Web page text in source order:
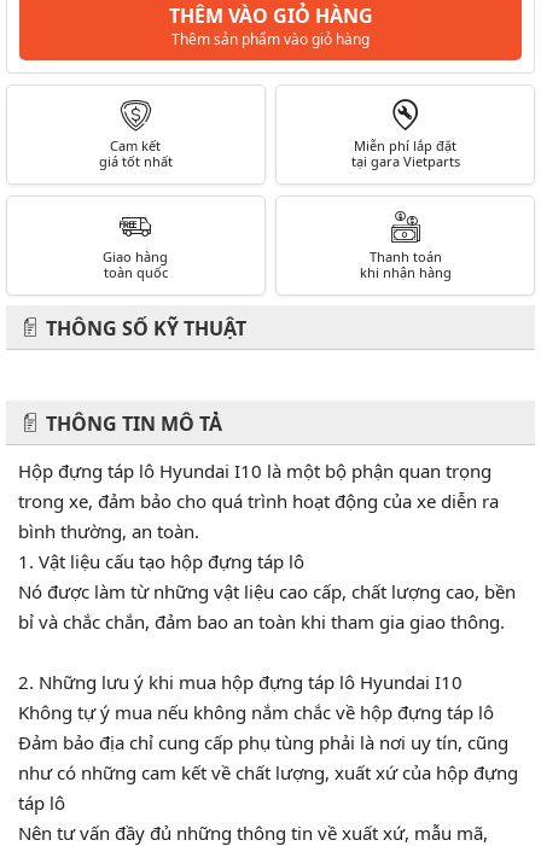
THÊM VÀO GIỎ HÀNG
Thêm sản phẩm vào giỏ hàng
Cam kết
giá tốt nhất
Miễn phí lắp đặt
tại gara Vietparts
Giao hàng
toàn quốc
Thanh toán
khi nhận hàng
THÔNG SỐ KỸ THUẬT
THÔNG TIN MÔ TẢ
Hộp đựng táp lô Hyundai I10 là một bộ phận quan trọng
trong xe, đảm bảo cho quá trình hoạt động của xe diễn ra
bình thường, an toàn.
1. Vật liệu cấu tạo hộp đựng táp lô
Nó được làm từ những vật liệu cao cấp, chất lượng cao, bền
bỉ và chắc chắn, đảm bao an toàn khi tham gia giao thông.
2. Những lưu ý khi mua hộp đựng táp lô Hyundai I10
Không tự ý mua nếu không nắm chắc về hộp đựng táp lô
Đảm bảo địa chỉ cung cấp phụ tùng phải là nơi uy tín, cũng
như có những cam kết về chất lượng, xuất xứ của hộp đựng
táp lô
Nên tư vấn đầy đủ những thông tin về xuất xứ, mẫu mã,